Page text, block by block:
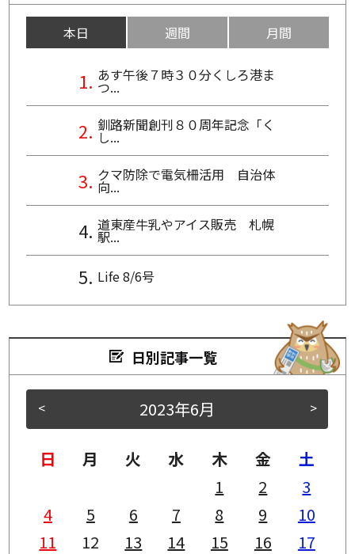
本日 週間 月間
あす午後７時３０分くしろ港ま
つ...
釧路新聞創刊８０周年記念「く
し...
クマ防除で電気柵活用 自治体
向...
道東産牛乳やアイス販売 札幌
駅...
Life 8/6号
日別記事一覧
< >
2023年6月
日 月 火 水 木 金
土
1
2
3
4
5 6 7 8 9
10
11
12 13 14 15 16
17